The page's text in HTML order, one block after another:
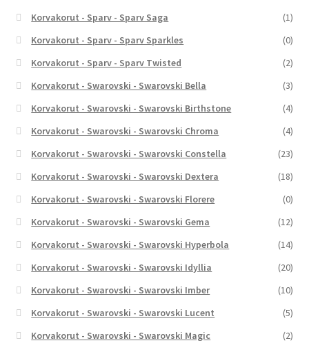
Korvakorut - Sparv - Sparv Saga
(1)
Korvakorut - Sparv - Sparv Sparkles
(0)
Korvakorut - Sparv - Sparv Twisted
(2)
Korvakorut - Swarovski - Swarovski Bella
(3)
Korvakorut - Swarovski - Swarovski Birthstone
(4)
Korvakorut - Swarovski - Swarovski Chroma
(4)
Korvakorut - Swarovski - Swarovski Constella
(23)
Korvakorut - Swarovski - Swarovski Dextera
(18)
Korvakorut - Swarovski - Swarovski Florere
(0)
Korvakorut - Swarovski - Swarovski Gema
(12)
Korvakorut - Swarovski - Swarovski Hyperbola
(14)
Korvakorut - Swarovski - Swarovski Idyllia
(20)
Korvakorut - Swarovski - Swarovski Imber
(10)
Korvakorut - Swarovski - Swarovski Lucent
(5)
Korvakorut - Swarovski - Swarovski Magic
(2)